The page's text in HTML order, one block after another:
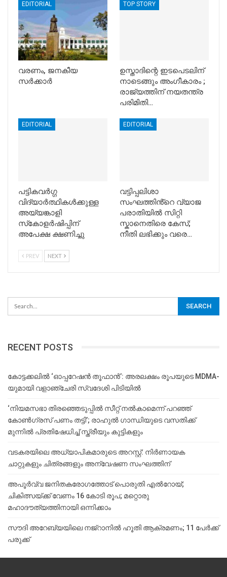
EDITORIAL
വരണം, ജനകീയ
സർക്കാർ
TOP STORY
ഉസ്താദിന്റെ ഇടപെടലിന്
നാടെങ്ങും അംഗീകാരം ;
രാജ്യത്തിന് നയതന്ത്ര
പരിമിതി…
EDITORIAL
പട്ടികവര്‍ഗ്ഗ
വിദ്യാര്‍ത്ഥികള്‍ക്കുള്ള
അയ്യങ്കാളി
സ്‌കോളര്‍ഷിപ്പിന്
അപേക്ഷ ക്ഷണിച്ചു
EDITORIAL
വട്ടിപ്പലിശാ
സംഘത്തിൻ്റെ വ്യാജ
പരാതിയിൽ സിറ്റി
സ്കാനെതിരെ കേസ്;
നീതി ലഭിക്കും വരെ…
PREV NEXT
RECENT POSTS
കോട്ടക്കലിൽ ‘ഓപ്പറേഷൻ തൂഫാൻ’: അരലക്ഷം രൂപയുടെ MDMA-
യുമായി വളാഞ്ചേരി സ്വദേശി പിടിയിൽ
‘നിയമസഭാ തിരഞ്ഞെടുപ്പിൽ സീറ്റ് നൽകാമെന്ന് പറഞ്ഞ്
കോൺഗ്രസ് പണം തട്ടി’; രാഹുൽ ഗാന്ധിയുടെ വസതിക്ക്
മുന്നിൽ പ്രതിഷേധിച്ച് സ്ത്രീയും കുട്ടികളും
വടകരയിലെ അധ്യാപികമാരുടെ അറസ്റ്റ്: നിർണായക
ചാറ്റുകളും ചിത്രങ്ങളും അന്വേഷണ സംഘത്തിന്
അപൂര്‍വ്വ ജനിതകരോഗത്തോട് പൊരുതി എല്‍റോയ്;
ചികിത്സയ്ക്ക് വേണം 16 കോടി രൂപ; മറ്റൊരു
മഹാദൗത്യത്തിനായി ഒന്നിക്കാം
സൗദി അറേബ്യയിലെ നജ്‌റാനില്‍ ഹൂതി ആക്രമണം; 11 പേര്‍ക്ക്
പരുക്ക്